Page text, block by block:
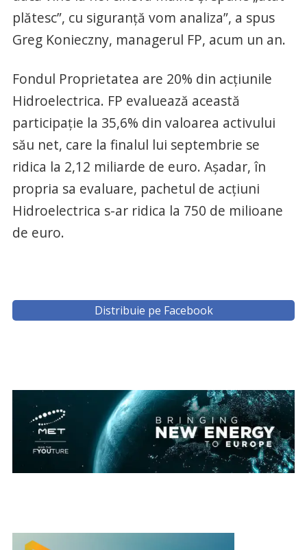
plătesc”, cu siguranţă vom analiza”, a spus
Greg Konieczny, managerul FP, acum un an.
Fondul Proprietatea are 20% din acţiunile
Hidroelectrica. FP evaluează această
participaţie la 35,6% din valoarea activului
său net, care la finalul lui septembrie se
ridica la 2,12 miliarde de euro. Aşadar, în
propria sa evaluare, pachetul de acţiuni
Hidroelectrica s-ar ridica la 750 de milioane
de euro.
Distribuie pe Facebook